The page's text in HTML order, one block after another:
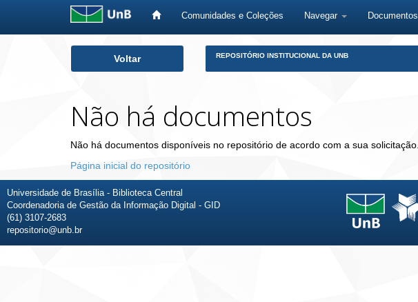
Comunidades e Coleções Navegar Documentos
Voltar REPOSITÓRIO INSTITUCIONAL DA UNB
Não há documentos
Não há documentos disponíveis no repositório de acordo com a sua solicitação.
Página inicial do repositório
Universidade de Brasília - Biblioteca Central
Coordenadoria de Gestão da Informação Digital - GID
(61) 3107-2683
repositorio@unb.br